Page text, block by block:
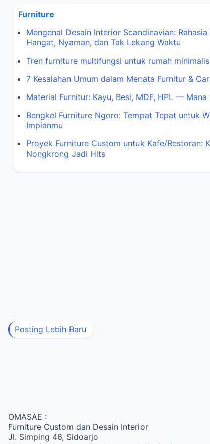
Furniture
Mengenal Desain Interior Scandinavian:
Hangat, Nyaman, dan Tak Lekang Waktu
Tren furniture multifungsi untuk rumah minimalis
7 Kesalahan Umum dalam Menata Furnitur &
Material Furnitur: Kayu, Besi, MDF, HPL —
Bengkel Furniture Ngoro: Tempat Tepat untuk
Impianmu
Proyek Furniture Custom untuk Kafe/Restoran:
Nongkrong Jadi Hits
Posting Lebih Baru
OMASAE :
Furniture Custom dan Desain Interior
Jl. Simping 46, Sidoarjo